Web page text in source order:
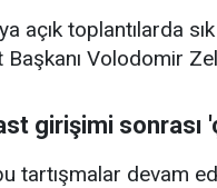
açık toplantılarda
Başkanı Volodomir
girişimi sonrası
tartışmalar devam